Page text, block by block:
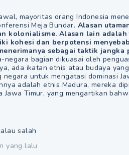
mayoritas orang Indonesia
Meja Bundar. Alasan
kolonialisme. Alasan lain
kohesi dan berpotensi
sebagai taktik jangka
negara bagian dikuasai oleh
ada ikatan etnis atau budaya
negara untuk mengatasi dominasi
adalah etnis Madura, mereka
Jawa Timur, yang mengartikan
salah
yang lalu